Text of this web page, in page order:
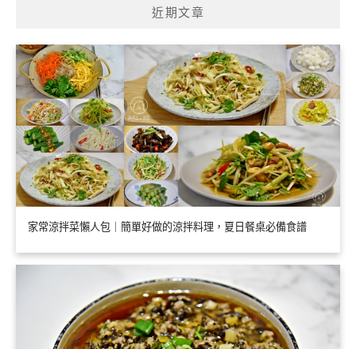
近期文章
家常涼拌菜懶人包｜簡單好做的涼拌料理，夏日餐桌必備食譜